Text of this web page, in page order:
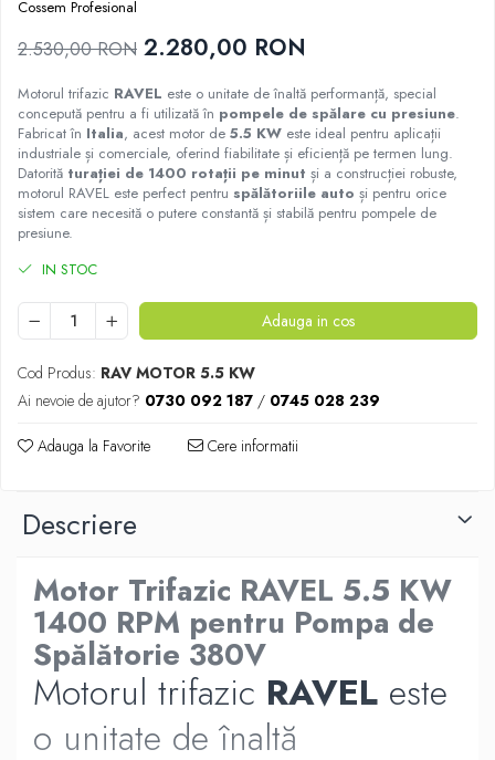
Cossem Profesional
2.530,00 RON 2.280,00 RON
Motorul trifazic RAVEL este o unitate de înaltă performanță, special
concepută pentru a fi utilizată în pompele de spălare cu presiune.
Fabricat în Italia, acest motor de 5.5 KW este ideal pentru aplicații
industriale și comerciale, oferind fiabilitate și eficiență pe termen lung.
Datorită turației de 1400 rotații pe minut și a construcției robuste,
motorul RAVEL este perfect pentru spălătoriile auto și pentru orice
sistem care necesită o putere constantă și stabilă pentru pompele de
presiune.
IN STOC
Adauga in cos
Cod Produs: RAV MOTOR 5.5 KW
Ai nevoie de ajutor? 0730 092 187 / 0745 028 239
Adauga la Favorite Cere informatii
Descriere
Motor Trifazic RAVEL 5.5 KW
1400 RPM pentru Pompa de
Spălătorie 380V
Motorul trifazic RAVEL este
o unitate de înaltă